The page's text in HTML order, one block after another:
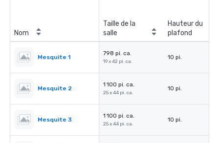
Nom
Taille de la
salle
Hauteur du
plafond
Mesquite 1
798 pi. ca.
19 x 42 pi. ca.
10 pi.
Mesquite 2
1 100 pi. ca.
25 x 44 pi. ca.
10 pi.
Mesquite 3
1 100 pi. ca.
25 x 44 pi. ca.
10 pi.